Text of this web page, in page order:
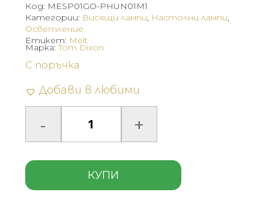
Код: MESP01GO-PHUN01M1
Категории: Висящи лампи, Настолни лампи,
Осветление
Етикет: Melt
С поръчка
Добави в любими
КУПИ
Марка:Tom Dixon